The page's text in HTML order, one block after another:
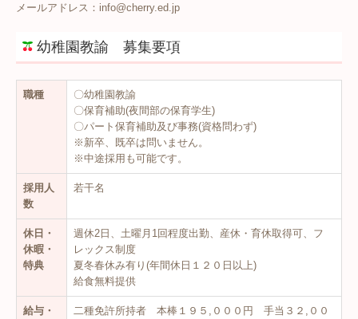
園見学
バスコース
よくあるご質問
預かり保育
採用情報
メールアドレス：info@cherry.ed.jp
幼稚園教諭 募集要項
職種
〇幼稚園教諭
〇保育補助(夜間部の保育学生)
〇パート保育補助及び事務(資格問わず)
※新卒、既卒は問いません。
※中途採用も可能です。
採用人
数
若干名
休日・
休暇・
特典
週休2日、土曜月1回程度出勤、産休・育休取得可、フ
レックス制度
夏冬春休み有り(年間休日１２０日以上)
給食無料提供
給与・
二種免許所持者 本棒１９５,０００円 手当３２,００